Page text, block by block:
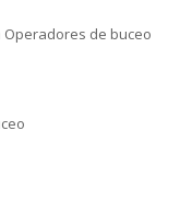
Operadores de buceo